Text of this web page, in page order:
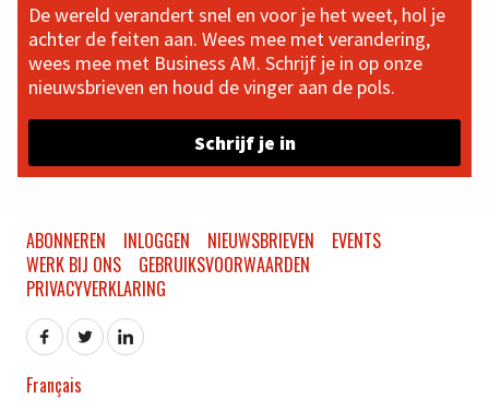
De wereld verandert snel en voor je het weet, hol je
achter de feiten aan. Wees mee met verandering,
wees mee met Business AM. Schrijf je in op onze
nieuwsbrieven en houd de vinger aan de pols.
Schrijf je in
ABONNEREN INLOGGEN NIEUWSBRIEVEN
EVENTS
WERK BIJ ONS
GEBRUIKSVOORWAARDEN
PRIVACYVERKLARING
Français